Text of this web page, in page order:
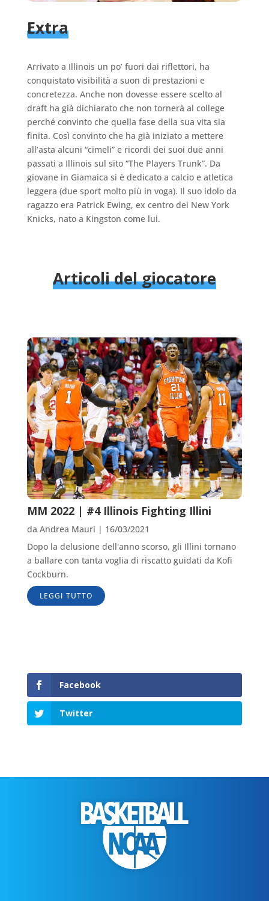
Extra
Arrivato a Illinois un po’ fuori dai riflettori, ha
conquistato visibilità a suon di prestazioni e
concretezza. Anche non dovesse essere scelto al
draft ha già dichiarato che non tornerà al college
perché convinto che quella fase della sua vita sia
finita. Così convinto che ha già iniziato a mettere
all’asta alcuni “cimeli” e ricordi dei suoi due anni
passati a Illinois sul sito “The Players Trunk”. Da
giovane in Giamaica si è dedicato a calcio e atletica
leggera (due sport molto più in voga). Il suo idolo da
ragazzo era Patrick Ewing, ex centro dei New York
Knicks, nato a Kingston come lui.
Articoli del giocatore
MM 2022 | #4 Illinois Fighting Illini
da Andrea Mauri | 16/03/2021
Dopo la delusione dell'anno scorso, gli Illini tornano
a ballare con tanta voglia di riscatto guidati da Kofi
Cockburn.
LEGGI TUTTO
Facebook
Twitter